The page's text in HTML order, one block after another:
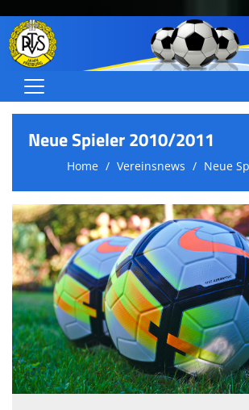
Home
Jugend (A-C)
Jugend (D-G)
Schiedsrichter
Über uns
Termine/Ergebnisse
Sponsoren
Neue Spieler 2010/2011
Home Vereinsnews Neue